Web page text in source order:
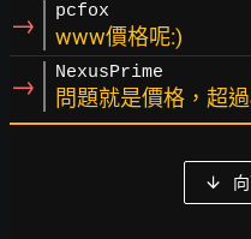
→ pcfox
www價格呢:)
→ NexusPrime
問題就是價格，超